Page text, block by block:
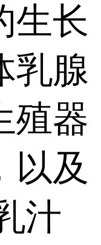
生长
乳腺
殖器
以及
汁